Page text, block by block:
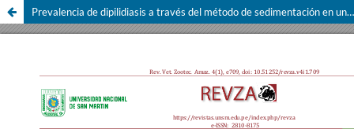
Prevalencia de dipilidiasis a través del método de sedimentación en una clínica veterinaria en Tarapoto, Perú